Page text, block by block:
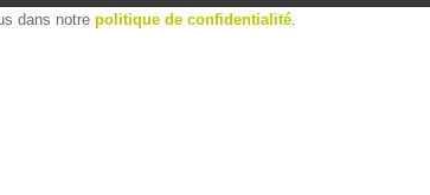
dans notre politique de confidentialité.